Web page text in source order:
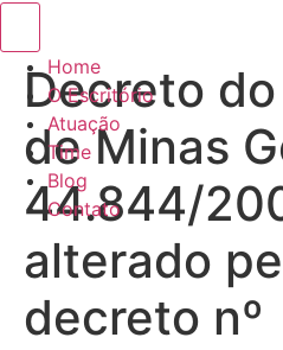
Home
O Escritório
Atuação
Time
Blog
Contato
Decreto
de Minas
44.844/
alterado
decreto nº